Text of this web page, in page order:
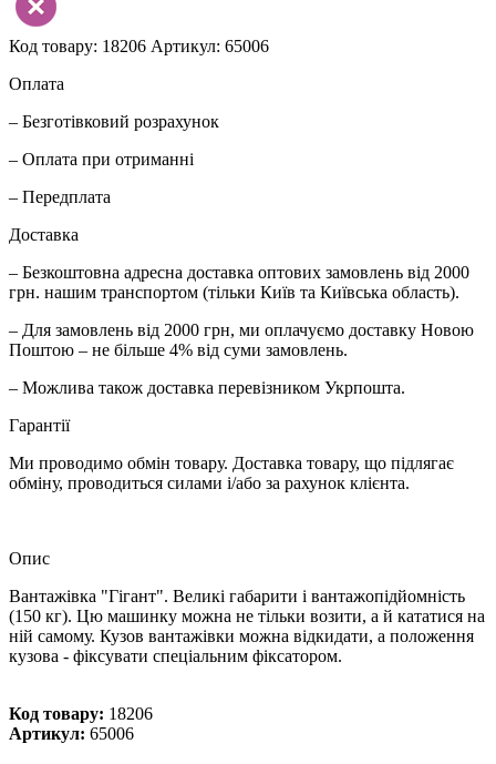
Код товару: 18206 Артикул: 65006
Оплата
– Безготівковий розрахунок
– Оплата при отриманні
– Передплата
Доставка
– Безкоштовна адресна доставка оптових замовлень від 2000
грн. нашим транспортом (тільки Київ та Київська область).
– Для замовлень від 2000 грн, ми оплачуємо доставку Новою
Поштою – не більше 4% від суми замовлень.
– Можлива також доставка перевізником Укрпошта.
Гарантії
Ми проводимо обмін товару. Доставка товару, що підлягає
обміну, проводиться силами і/або за рахунок клієнта.
Опис
Вантажівка "Гігант". Великі габарити і вантажопідйомність
(150 кг). Цю машинку можна не тільки возити, а й кататися на
ній самому. Кузов вантажівки можна відкидати, а положення
кузова - фіксувати спеціальним фіксатором.
Код товару: 18206
Артикул: 65006